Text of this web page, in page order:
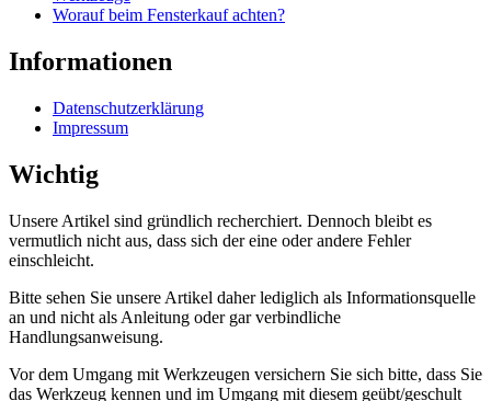
Worauf beim Fensterkauf achten?
Informationen
Datenschutzerklärung
Impressum
Wichtig
Unsere Artikel sind gründlich recherchiert. Dennoch bleibt es
vermutlich nicht aus, dass sich der eine oder andere Fehler
einschleicht.
Bitte sehen Sie unsere Artikel daher lediglich als Informationsquelle
an und nicht als Anleitung oder gar verbindliche
Handlungsanweisung.
Vor dem Umgang mit Werkzeugen versichern Sie sich bitte, dass Sie
das Werkzeug kennen und im Umgang mit diesem geübt/geschult